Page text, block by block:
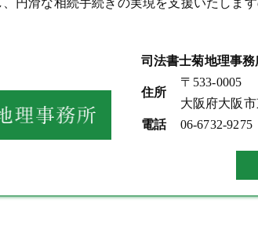
円滑な相続手続きの実現を支援いたしま
司法書士菊地理事務
住所
〒533-0005
大阪府大阪
電話
06-6732-9275